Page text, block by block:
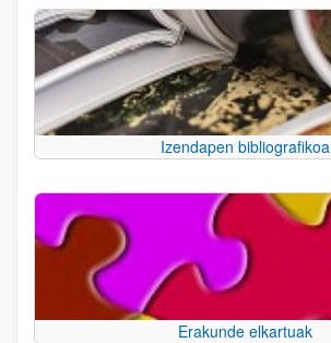
Izendapen bibliografikoa
Erakunde elkartuak